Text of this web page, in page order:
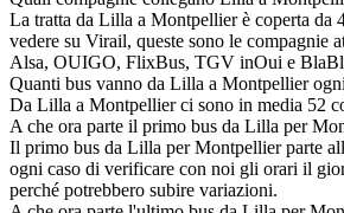
La tratta da Lilla a Montpellier è coperta da
vedere su Virail, queste sono le compagnie
Alsa, OUIGO, FlixBus, TGV inOui e
Quanti bus vanno da Lilla a Montpellier
Da Lilla a Montpellier ci sono in media 52
A che ora parte il primo bus da Lilla per
Il primo bus da Lilla per Montpellier parte
ogni caso di verificare con noi gli orari il
perché potrebbero subire variazioni.